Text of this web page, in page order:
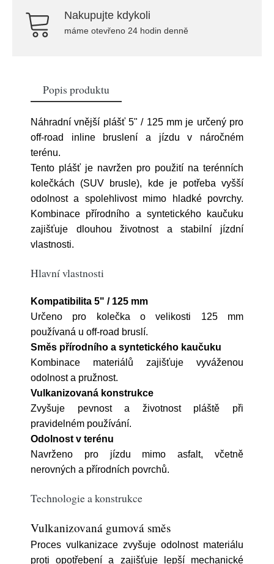
Nakupujte kdykoli
máme otevřeno 24 hodin denně
Popis produktu
Náhradní vnější plášť 5" / 125 mm je určený pro
off-road inline bruslení a jízdu v náročném
terénu.
Tento plášť je navržen pro použití na terénních
kolečkách (SUV brusle), kde je potřeba vyšší
odolnost a spolehlivost mimo hladké povrchy.
Kombinace přírodního a syntetického kaučuku
zajišťuje dlouhou životnost a stabilní jízdní
vlastnosti.
Hlavní vlastnosti
Kompatibilita 5" / 125 mm
Určeno pro kolečka o velikosti 125 mm
používaná u off-road bruslí.
Směs přírodního a syntetického kaučuku
Kombinace materiálů zajišťuje vyváženou
odolnost a pružnost.
Vulkanizovaná konstrukce
Zvyšuje pevnost a životnost pláště při
pravidelném používání.
Odolnost v terénu
Navrženo pro jízdu mimo asfalt, včetně
nerovných a přírodních povrchů.
Technologie a konstrukce
Vulkanizovaná gumová směs
Proces vulkanizace zvyšuje odolnost materiálu
proti opotřebení a zajišťuje lepší mechanické